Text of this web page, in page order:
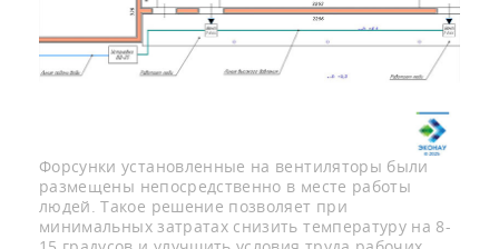
Форсунки установленные на вентиляторы были
размещены непосредственно в месте работы
людей. Такое решение позволяет при
минимальных затратах снизить температуру на 8-